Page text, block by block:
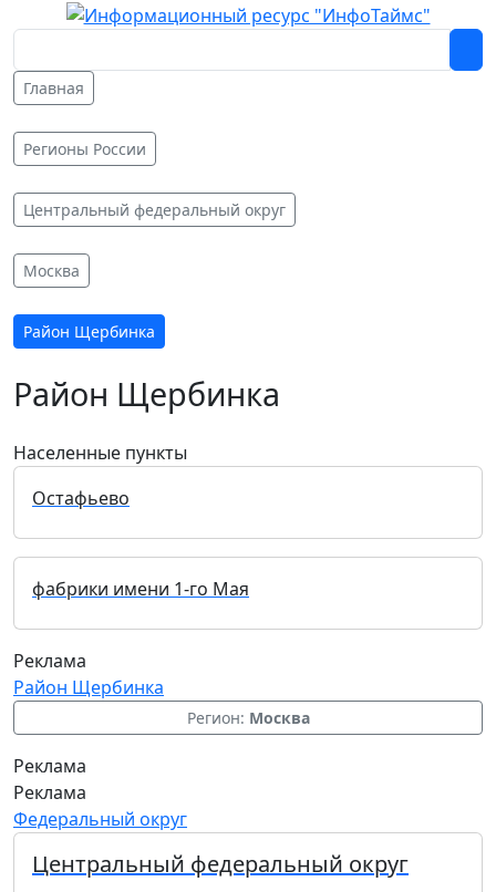
Главная
Регионы России
Центральный федеральный округ
Москва
Район Щербинка
Район Щербинка
Населенные пункты
Остафьево
фабрики имени 1-го Мая
Реклама
Район Щербинка
Регион: Москва
Реклама
Реклама
Федеральный округ
Центральный федеральный округ